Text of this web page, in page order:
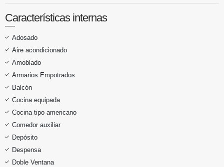
Características internas
Adosado
Aire acondicionado
Amoblado
Armarios Empotrados
Balcón
Cocina equipada
Cocina tipo americano
Comedor auxiliar
Depósito
Despensa
Doble Ventana